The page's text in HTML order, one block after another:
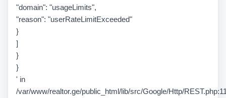
"domain": "usageLimits",
"reason": "userRateLimitExceeded"
}
]
}
}
' in
/var/www/realtor.ge/public_html/lib/src/Google/Http/